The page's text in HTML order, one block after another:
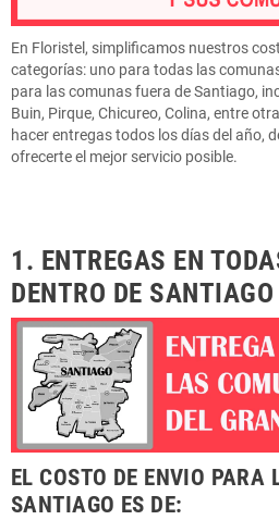
En Floristel, simplificamos nuestros
categorías: uno para todas las
para las comunas fuera de Santiago,
Buin, Pirque, Chicureo, Colina, entre
hacer entregas todos los días del año,
ofrecerte el mejor servicio posible.
1. ENTREGAS EN
DENTRO DE
EL COSTO DE ENVIO PARA
SANTIAGO ES DE: